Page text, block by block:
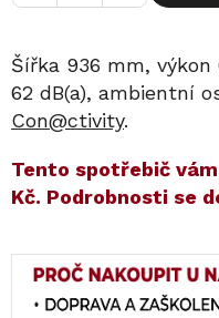
Šířka 936 mm, výkon
62 dB(a), ambientní
Con@ctivity.
​​Tento spotřebič
Kč. Podrobnosti se